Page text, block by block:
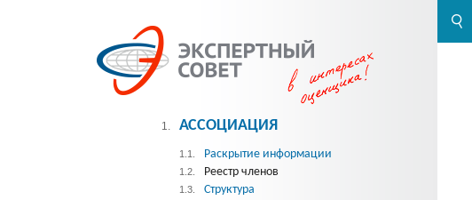
1. АССОЦИАЦИЯ
1.1. Раскрытие информации
1.2. Реестр членов
1.3. Структура